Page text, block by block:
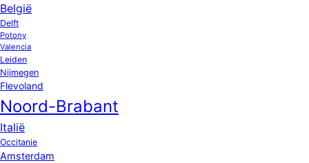
België
Delft
Potony
Valencia
Leiden
Nijmegen
Flevoland
Noord-Brabant
Italië
Occitanie
Amsterdam